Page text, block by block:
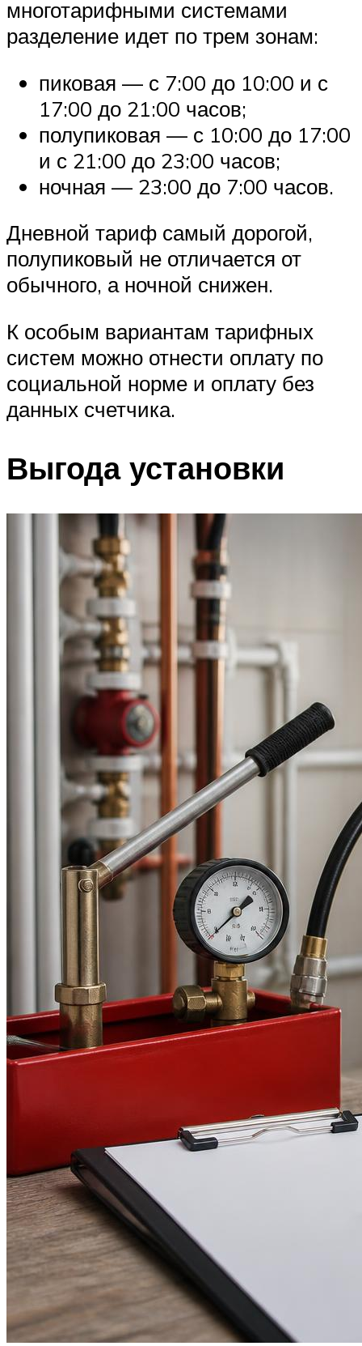
многотарифными системами
разделение идет по трем зонам:
пиковая — с 7:00 до 10:00 и с
17:00 до 21:00 часов;
полупиковая — с 10:00 до 17:00
и с 21:00 до 23:00 часов;
ночная — 23:00 до 7:00 часов.
Дневной тариф самый дорогой,
полупиковый не отличается от
обычного, а ночной снижен.
К особым вариантам тарифных
систем можно отнести оплату по
социальной норме и оплату без
данных счетчика.
Выгода установки